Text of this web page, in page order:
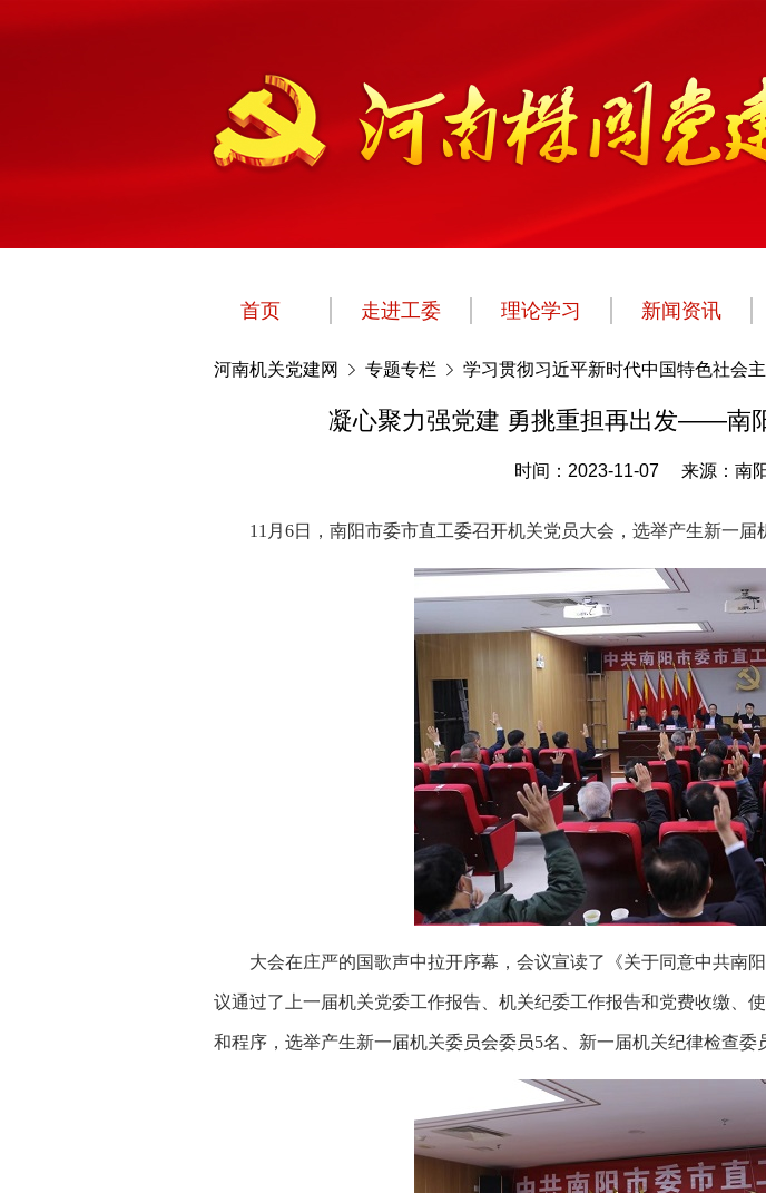
首页 走进工委 理论学习 新闻资讯
河南机关党建网 专题专栏 学习贯彻习近平新时代中国特色社会
凝心聚力强党建 勇挑重担再出发——南
时间：2023-11-07 来源：南
11月6日，南阳市委市直工委召开机关党员大会，选举产生新一届
大会在庄严的国歌声中拉开序幕，会议宣读了《关于同意中共南
议通过了上一届机关党委工作报告、机关纪委工作报告和党费收缴、
和程序，选举产生新一届机关委员会委员5名、新一届机关纪律检查委